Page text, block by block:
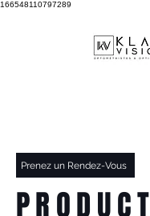
166548110797289
Prenez un Rendez-Vous
PRODUCT